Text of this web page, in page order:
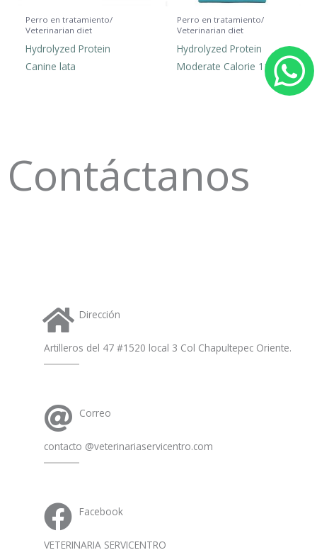
Perro en tratamiento/
Veterinarian diet
Hydrolyzed Protein
Canine lata
Perro en tratamiento/
Veterinarian diet
Hydrolyzed Protein
Moderate Calorie 11 kg.
Contáctanos
Dirección
Artilleros del 47 #1520 local 3 Col Chapultepec Oriente.
Correo
contacto @veterinariaservicentro.com
Facebook
VETERINARIA SERVICENTRO
h